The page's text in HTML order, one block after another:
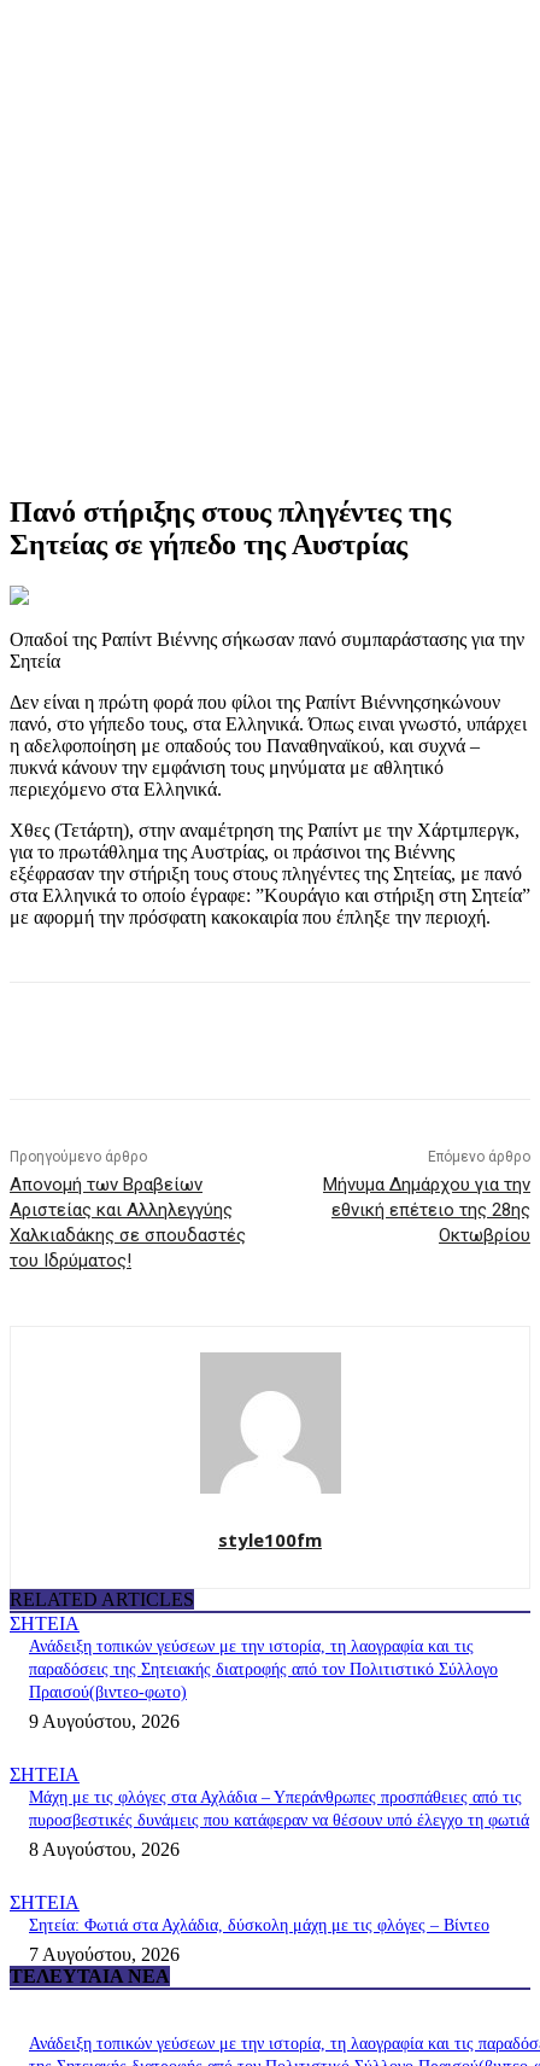
Πανό στήριξης στους πληγέντες της
Σητείας σε γήπεδο της Αυστρίας
Οπαδοί της Ραπίντ Βιέννης σήκωσαν πανό συμπαράστασης για την
Σητεία
Δεν είναι η πρώτη φορά που φίλοι της Ραπίντ Βιέννηςσηκώνουν
πανό, στο γήπεδο τους, στα Ελληνικά. Όπως ειναι γνωστό, υπάρχει
η αδελφοποίηση με οπαδούς του Παναθηναϊκού, και συχνά –
πυκνά κάνουν την εμφάνιση τους μηνύματα με αθλητικό
περιεχόμενο στα Ελληνικά.
Χθες (Τετάρτη), στην αναμέτρηση της Ραπίντ με την Χάρτμπεργκ,
για το πρωτάθλημα της Αυστρίας, οι πράσινοι της Βιέννης
εξέφρασαν την στήριξη τους στους πληγέντες της Σητείας, με πανό
στα Ελληνικά το οποίο έγραφε: ”Κουράγιο και στήριξη στη Σητεία”
με αφορμή την πρόσφατη κακοκαιρία που έπληξε την περιοχή.
Προηγούμενο άρθρο
Απονομή των Βραβείων
Αριστείας και Αλληλεγγύης
Χαλκιαδάκης σε σπουδαστές
του Ιδρύματος!
Επόμενο άρθρο
Μήνυμα Δημάρχου για την
εθνική επέτειο της 28ης
Οκτωβρίου
style100fm
RELATED ARTICLES
ΣΗΤΕΙΑ
Ανάδειξη τοπικών γεύσεων με την ιστορία, τη λαογραφία και τις
παραδόσεις της Σητειακής διατροφής από τον Πολιτιστικό Σύλλογο
Πραισού(βιντεο-φωτο)
9 Αυγούστου, 2026
ΣΗΤΕΙΑ
Μάχη με τις φλόγες στα Αχλάδια – Υπεράνθρωπες προσπάθειες από τις
πυροσβεστικές δυνάμεις που κατάφεραν να θέσουν υπό έλεγχο τη φωτιά
8 Αυγούστου, 2026
ΣΗΤΕΙΑ
Σητεία: Φωτιά στα Αχλάδια, δύσκολη μάχη με τις φλόγες – Βίντεο
7 Αυγούστου, 2026
ΤΕΛΕΥΤΑΊΑ ΝΈΑ
Ανάδειξη τοπικών γεύσεων με την ιστορία, τη λαογραφία και τις